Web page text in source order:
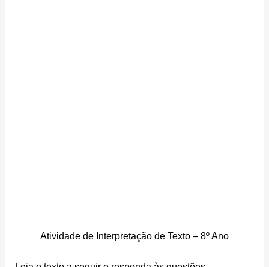
Atividade de Interpretação de Texto – 8º Ano